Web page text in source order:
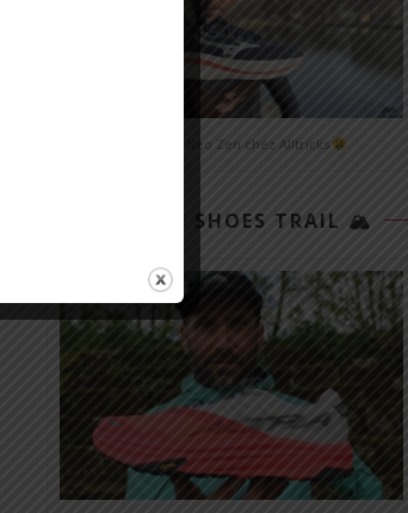
Mizuno Neo Zen chez Alltricks
TOP 3 SHOES TRAIL 🏔